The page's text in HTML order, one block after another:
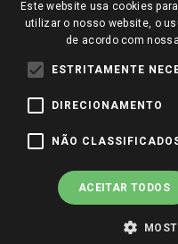
Perguntas frequentes
Trabalhe Conosco
Identidade Visual
Redes Sociais
Pagamento e
Este website usa cookies
utilizar o nosso website, o
de acordo com
ESTRITAMENTE
DIRECIONAMENTO
NÃO
ACEITAR TODOS